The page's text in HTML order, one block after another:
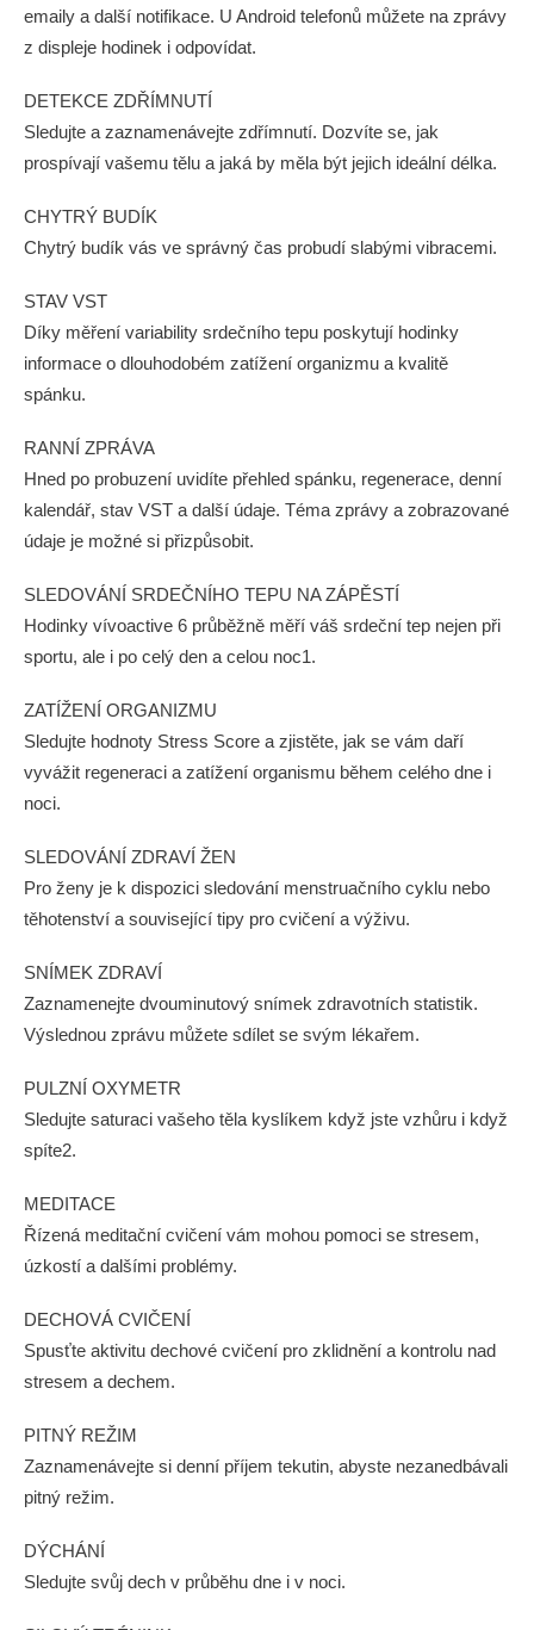
emaily a další notifikace. U Android telefonů můžete na zprávy
z displeje hodinek i odpovídat.
DETEKCE ZDŘÍMNUTÍ
Sledujte a zaznamenávejte zdřímnutí. Dozvíte se, jak
prospívají vašemu tělu a jaká by měla být jejich ideální délka.
CHYTRÝ BUDÍK
Chytrý budík vás ve správný čas probudí slabými vibracemi.
STAV VST
Díky měření variability srdečního tepu poskytují hodinky
informace o dlouhodobém zatížení organizmu a kvalitě
spánku.
RANNÍ ZPRÁVA
Hned po probuzení uvidíte přehled spánku, regenerace, denní
kalendář, stav VST a další údaje. Téma zprávy a zobrazované
údaje je možné si přizpůsobit.
SLEDOVÁNÍ SRDEČNÍHO TEPU NA ZÁPĚSTÍ
Hodinky vívoactive 6 průběžně měří váš srdeční tep nejen při
sportu, ale i po celý den a celou noc1.
ZATÍŽENÍ ORGANIZMU
Sledujte hodnoty Stress Score a zjistěte, jak se vám daří
vyvážit regeneraci a zatížení organismu během celého dne i
noci.
SLEDOVÁNÍ ZDRAVÍ ŽEN
Pro ženy je k dispozici sledování menstruačního cyklu nebo
těhotenství a související tipy pro cvičení a výživu.
SNÍMEK ZDRAVÍ
Zaznamenejte dvouminutový snímek zdravotních statistik.
Výslednou zprávu můžete sdílet se svým lékařem.
PULZNÍ OXYMETR
Sledujte saturaci vašeho těla kyslíkem když jste vzhůru i když
spíte2.
MEDITACE
Řízená meditační cvičení vám mohou pomoci se stresem,
úzkostí a dalšími problémy.
DECHOVÁ CVIČENÍ
Spusťte aktivitu dechové cvičení pro zklidnění a kontrolu nad
stresem a dechem.
PITNÝ REŽIM
Zaznamenávejte si denní příjem tekutin, abyste nezanedbávali
pitný režim.
DÝCHÁNÍ
Sledujte svůj dech v průběhu dne i v noci.